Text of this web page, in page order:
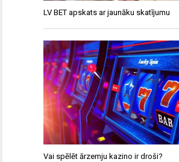
LV BET apskats ar jaunāku skatījumu
Vai spēlēt ārzemju kazino ir droši?